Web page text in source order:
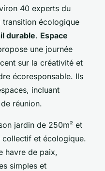
40 experts du
transition écologique
durable. Espace
une journée
sur la créativité et
écoresponsable. Ils
incluant
réunion.
jardin de 250m² et
collectif et écologique.
havre de paix,
simples et